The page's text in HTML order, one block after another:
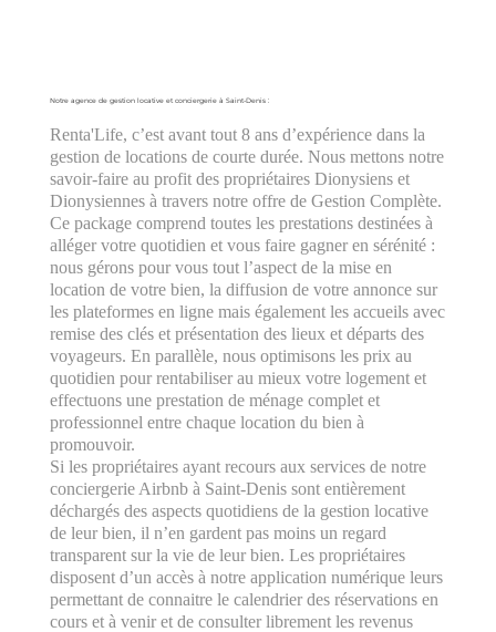
Notre agence de gestion locative et conciergerie à Saint-Denis :
Renta'Life, c’est avant tout 8 ans d’expérience dans la
gestion de locations de courte durée. Nous mettons notre
savoir-faire au profit des propriétaires Dionysiens et
Dionysiennes à travers notre offre de Gestion Complète.
Ce package comprend toutes les prestations destinées à
alléger votre quotidien et vous faire gagner en sérénité :
nous gérons pour vous tout l’aspect de la mise en
location de votre bien, la diffusion de votre annonce sur
les plateformes en ligne mais également les accueils avec
remise des clés et présentation des lieux et départs des
voyageurs. En parallèle, nous optimisons les prix au
quotidien pour rentabiliser au mieux votre logement et
effectuons une prestation de ménage complet et
professionnel entre chaque location du bien à
promouvoir.
Si les propriétaires ayant recours aux services de notre
conciergerie Airbnb à Saint-Denis sont entièrement
déchargés des aspects quotidiens de la gestion locative
de leur bien, il n’en gardent pas moins un regard
transparent sur la vie de leur bien. Les propriétaires
disposent d’un accès à notre application numérique leurs
permettant de connaitre le calendrier des réservations en
cours et à venir et de consulter librement les revenus